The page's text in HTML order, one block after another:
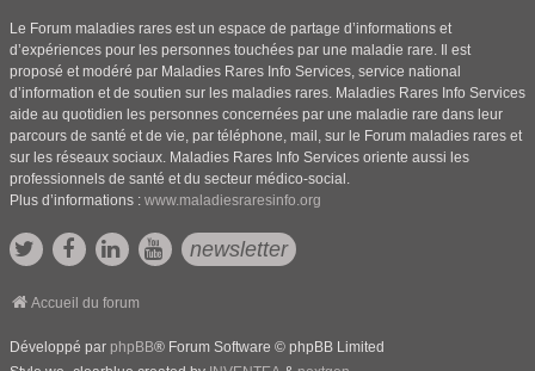
Le Forum maladies rares est un espace de partage d’informations et
d’expériences pour les personnes touchées par une maladie rare. Il est
proposé et modéré par Maladies Rares Info Services, service national
d’information et de soutien sur les maladies rares. Maladies Rares Info Services
aide au quotidien les personnes concernées par une maladie rare dans leur
parcours de santé et de vie, par téléphone, mail, sur le Forum maladies rares et
sur les réseaux sociaux. Maladies Rares Info Services oriente aussi les
professionnels de santé et du secteur médico-social.
Plus d’informations : www.maladiesraresinfo.org
newsletter
Accueil du forum
Développé par phpBB® Forum Software © phpBB Limited